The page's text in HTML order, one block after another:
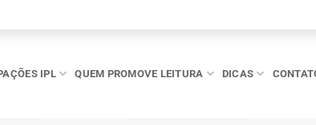
IPL QUEM PROMOVE LEITURA DICAS